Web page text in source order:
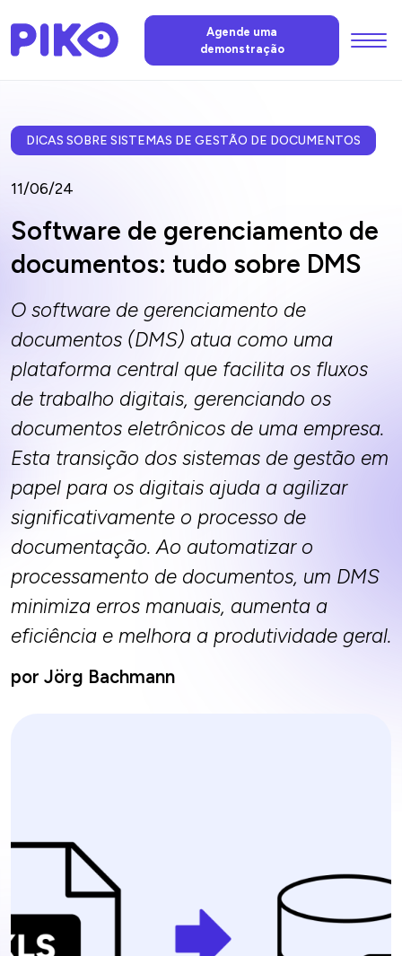
Agende uma
demonstração
DICAS SOBRE SISTEMAS DE GESTÃO DE DOCUMENTOS
11/06/24
Software de gerenciamento de
documentos: tudo sobre DMS
O software de gerenciamento de
documentos (DMS) atua como uma
plataforma central que facilita os fluxos
de trabalho digitais, gerenciando os
documentos eletrônicos de uma empresa.
Esta transição dos sistemas de gestão em
papel para os digitais ajuda a agilizar
significativamente o processo de
documentação. Ao automatizar o
processamento de documentos, um DMS
minimiza erros manuais, aumenta a
eficiência e melhora a produtividade geral.
por Jörg Bachmann
IA da PIKO
Notícias
FAQ
Contacte-nos